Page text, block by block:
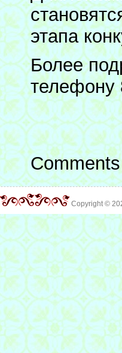
этапа
Более
телефону
Copyright ©